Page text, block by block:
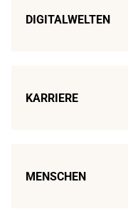
DIGITALWELTEN
KARRIERE
MENSCHEN